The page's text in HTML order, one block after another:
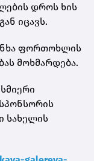
დროს ხის
იცავს.
ფორთოხლის
მოხმარდება.
სახელის